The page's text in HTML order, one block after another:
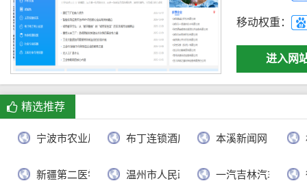
移动权重：
进入网
精选推荐
宁波市农业局 布丁连锁酒店官网 本溪新闻网
新疆第二医学院 温州市人民政府 一汽吉林汽车有限